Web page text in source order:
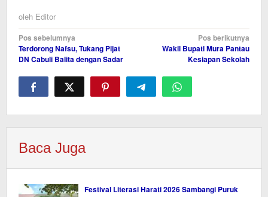
oleh Editor
Navigasi
pos
Pos sebelumnya
Terdorong Nafsu, Tukang Pijat
DN Cabuli Balita dengan Sadar
Pos berikutnya
Wakil Bupati Mura Pantau
Kesiapan Sekolah
Baca Juga
Festival Literasi Harati 2026 Sambangi Puruk